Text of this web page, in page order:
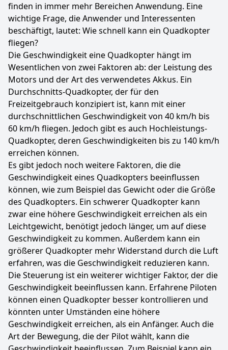
finden in immer mehr Bereichen Anwendung. Eine
wichtige Frage, die Anwender und Interessenten
beschäftigt, lautet: Wie schnell kann ein Quadkopter
fliegen?
Die Geschwindigkeit eine Quadkopter hängt im
Wesentlichen von zwei Faktoren ab: der Leistung des
Motors und der Art des verwendetes Akkus. Ein
Durchschnitts-Quadkopter, der für den
Freizeitgebrauch konzipiert ist, kann mit einer
durchschnittlichen Geschwindigkeit von 40 km/h bis
60 km/h fliegen. Jedoch gibt es auch Hochleistungs-
Quadkopter, deren Geschwindigkeiten bis zu 140 km/h
erreichen können.
Es gibt jedoch noch weitere Faktoren, die die
Geschwindigkeit eines Quadkopters beeinflussen
können, wie zum Beispiel das Gewicht oder die Größe
des Quadkopters. Ein schwerer Quadkopter kann
zwar eine höhere Geschwindigkeit erreichen als ein
Leichtgewicht, benötigt jedoch länger, um auf diese
Geschwindigkeit zu kommen. Außerdem kann ein
größerer Quadkopter mehr Widerstand durch die Luft
erfahren, was die Geschwindigkeit reduzieren kann.
Die Steuerung ist ein weiterer wichtiger Faktor, der die
Geschwindigkeit beeinflussen kann. Erfahrene Piloten
können einen Quadkopter besser kontrollieren und
könnten unter Umständen eine höhere
Geschwindigkeit erreichen, als ein Anfänger. Auch die
Art der Bewegung, die der Pilot wählt, kann die